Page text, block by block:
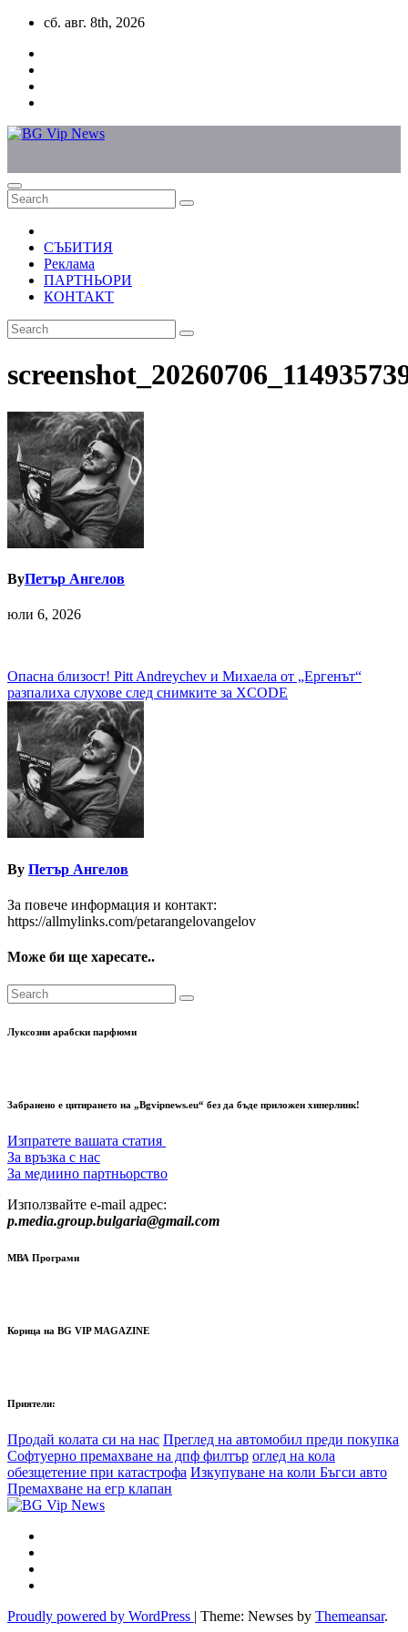
Skip
content
сб. авг. 8th, 2026
СЪБИТИЯ
Реклама
ПАРТНЬОРИ
КОНТАКТ
ByПетър Ангелов
юли 6, 2026
Навигация
Опасна близост! Pitt Andreychev и Михаела от „Ергенът“
разпалиха слухове след снимките за XCODE
By Петър Ангелов
За повече информация и контакт:
https://allmylinks.com/petarangelovangelov
Може би ще харесате..
Луксозни арабски парфюми
Забранено е цитирането на „Bgvipnews.eu“ без да бъде приложен хиперлинк!
Изпратете вашата статия
За връзка с нас
За медиино партньорство
Използвайте e-mail адрес:
p.media.group.bulgaria@gmail.com
МВА Програми
Корица на BG VIP MAGAZINE
Приятели:
Продай колата си на нас Преглед на автомобил преди покупка
Софтуерно премахване на дпф филтър оглед на кола
обезщетение при катастрофа Изкупуване на коли Бъгси авто
Премахване на егр клапан
Proudly powered by WordPress | Theme: Newses by Themeansar.